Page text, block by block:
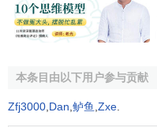
本条目由以下用户参与贡献
Zfj3000 Dan 鲈鱼 Zxe